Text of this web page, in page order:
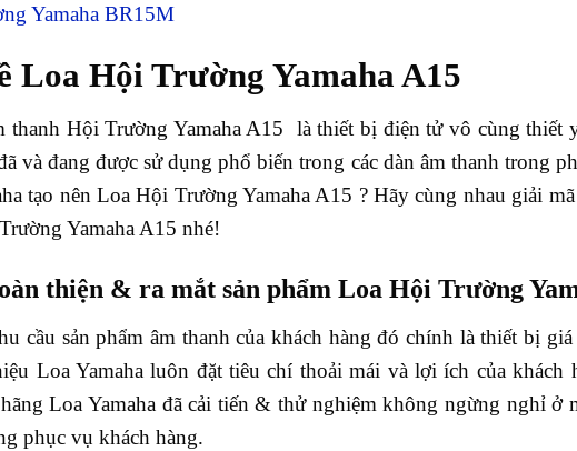
Yamaha BR15M
Loa Hội Trường Yamaha A15
thanh Hội Trường Yamaha A15 là thiết bị điện tử vô cùng thiết
và đang được sử dụng phổ biến trong các dàn âm thanh trong
tạo nên Loa Hội Trường Yamaha A15 ? Hãy cùng nhau giải
Yamaha A15 nhé!
thiện & ra mắt sản phẩm Loa Hội Trường
cầu sản phẩm âm thanh của khách hàng đó chính là thiết bị
Loa Yamaha luôn đặt tiêu chí thoải mái và lợi ích của
Loa Yamaha đã cải tiến & thử nghiệm không ngừng nghỉ ở
phục vụ khách hàng.